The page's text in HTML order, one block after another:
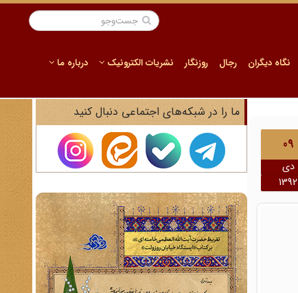
نگاه دیگران رجال روزنگار نشریات الکترونیک درباره ما
09
دی
1392
ما را در شبکه‌های اجتماعی دنبال کنید